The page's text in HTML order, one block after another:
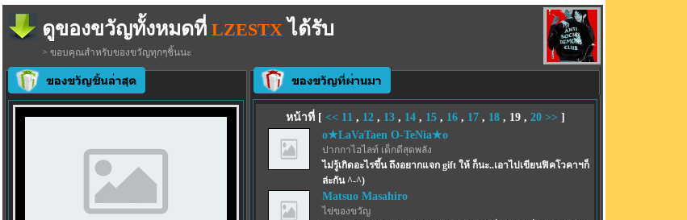
ดูของขวัญทั้งหมดที่ LZESTX ได้รับ
> ขอบคุณสำหรับของขวัญทุกๆชิ้นนะ
หน้าที่ [ << 11 , 12, 13, 14, 15, 16, 17, 18, 19, 20 >> ]
o★LaVaTaen O-TeNia★o
ปากกาไฮไลท์ เด็กดีสุดพลัง
ไม่รู้เกิดอะไรขึ้น ถึงอยากแจก gift ให้ ก็นะ..เอาไปเขียนฟิคโวคาฯก็
ล่ะกัน ^-^)
Matsuo Masahiro
ไข่ของขวัญ